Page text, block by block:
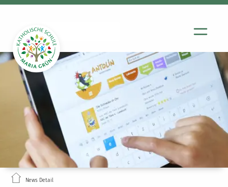
News Detail